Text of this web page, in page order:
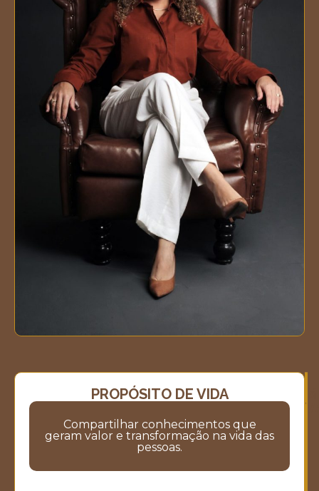
PROPÓSITO DE VIDA
Compartilhar conhecimentos que
geram valor e transformação na vida das
pessoas.